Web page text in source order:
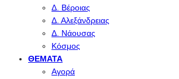
Δ. Βέροιας
Δ. Αλεξάνδρειας
Δ. Νάουσας
Κόσμος
ΘΈΜΑΤΑ
Αγορά